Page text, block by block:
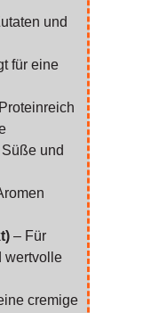
und
für eine
und
– Für
wertvolle
cremige